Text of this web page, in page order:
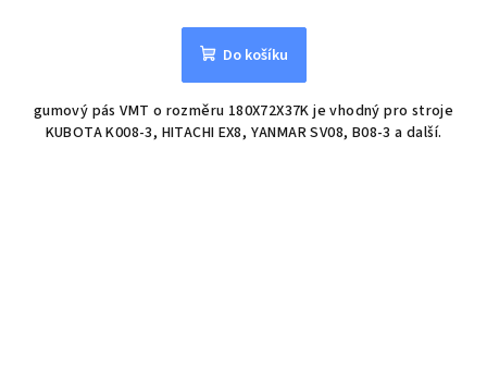
Do košíku
gumový pás VMT o rozměru 180X72X37K je vhodný pro stroje
KUBOTA K008-3, HITACHI EX8, YANMAR SV08, B08-3 a další.